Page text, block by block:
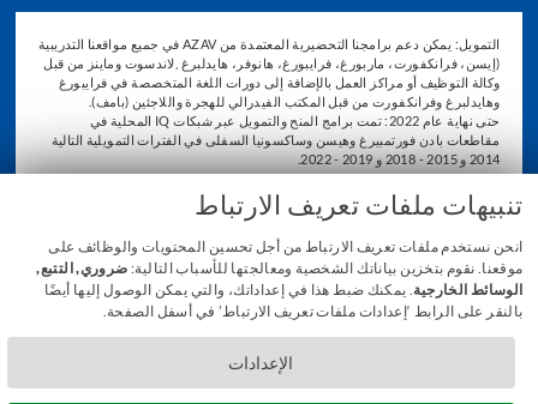
تنبيهات ملفات تعريف الارتباط
انحن نستخدم ملفات تعريف الارتباط من أجل تحسين المحتويات والوظائف على
موقعنا. نقوم بتخزين بياناتك الشخصية ومعالجتها للأسباب التالية: ضروري, التتبع,
الوسائط الخارجية . يمكنك ضبط هذا في إعداداتك، والتي يمكن الوصول إليها أيضًا
بالنقر على الرابط ‘إعدادات ملفات تعريف الارتباط’ في أسفل الصفحة.
الإعدادات
التمويل: يمكن دعم برامجنا التحضيرية المعتمدة من AZAV في جميع مواقعنا التدريبية
(إيسن، فرانكفورت، ماربورغ، فرايبورغ، هانوفر، هايدلبرغ ,لاندسوت وماينز من قبل
وكالة التوظيف أو مراكز العمل بالإضافة إلى دورات اللغة المتخصصة في فرايبورغ
وهايدلبرغ وفرانكفورت من قبل المكتب الفيدرالي للهجرة واللاجئين (بامف).
حتى نهاية عام 2022: تمت برامج المنح والتمويل عبر شبكات IQ المحلية في
مقاطعات بادن فورتمبيرغ وهيسن وساكسونيا السفلى في الفترات التمويلية التالية
2014 و 2015 - 2018 و 2019 - 2022.